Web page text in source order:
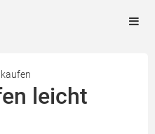
leicht